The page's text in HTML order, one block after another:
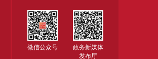
微信公众号
政务新媒体
发布厅